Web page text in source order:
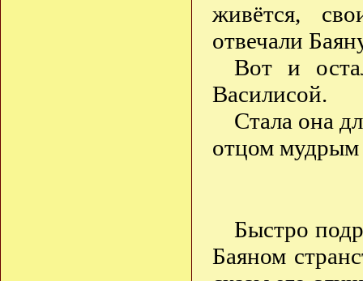
живётся,
отвечали
Вот и
Василисой.
Стала она
отцом
Быстро
Баяном